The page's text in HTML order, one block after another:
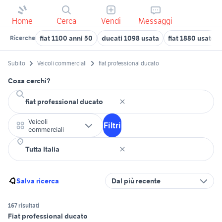
Home Cerca Vendi Messaggi
Ricerche fiat 1100 anni 50 ducati 1098 usata fiat 1880 usato
Subito Veicoli commerciali fiat professional ducato
Cosa cerchi?
Veicoli
commerciali
Filtri
Salva ricerca Dal più recente
167 risultati
Fiat professional ducato